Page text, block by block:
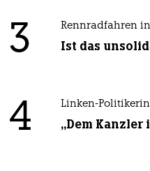
3 Rennradfahren
Ist das
4 Linken-
„Dem Kanzler